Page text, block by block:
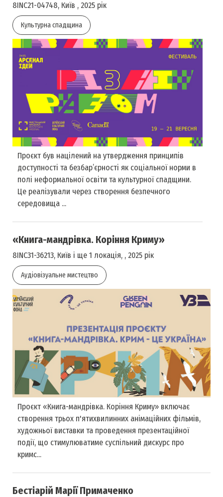
8INC21-04748, Київ , 2025 рік
Культурна спадщина
Проєкт був націлений на утвердження принципів
доступності та безбар’єрності як соціальної норми в
полі неформальної освіти та культурної спадщини.
Це реалізували через створення безпечного
середовища ...
«Книга-мандрівка. Коріння Криму»
8INC31-36213, Київ і ще 1 локація, , 2025 рік
Аудіовізуальне мистецтво
Проєкт «Книга-мандрівка. Коріння Криму» включає
створення трьох п'ятихвилинних анімаційних фільмів,
художньої виставки та проведення презентаційної
події, що стимулюватиме суспільний дискурс про
кримс...
Бестіарій Марії Примаченко